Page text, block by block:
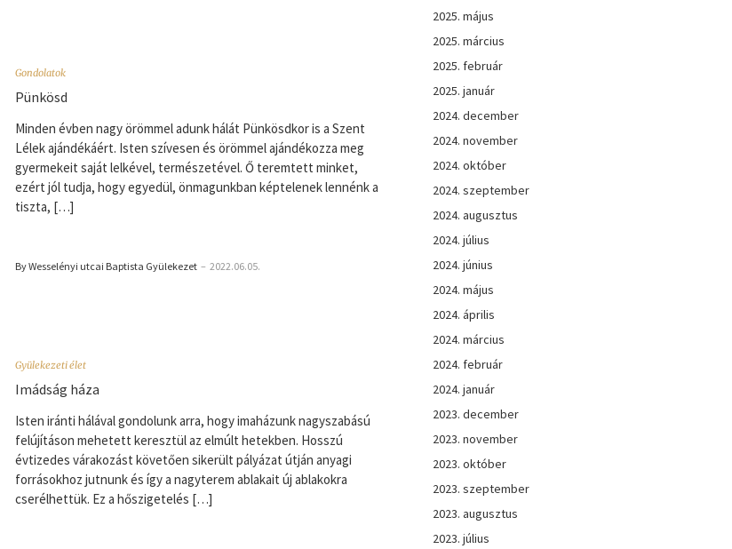
Gondolatok
Pünkösd
Minden évben nagy örömmel adunk hálát Pünkösdkor is a Szent
Lélek ajándékáért. Isten szívesen és örömmel ajándékozza meg
gyermekeit saját lelkével, természetével. Ő teremtett minket,
ezért jól tudja, hogy egyedül, önmagunkban képtelenek lennénk a
tiszta, […]
By Wesselényi utcai Baptista Gyülekezet – 2022.06.05.
Gyülekezeti élet
Imádság háza
Isten iránti hálával gondolunk arra, hogy imaházunk nagyszabású
felújításon mehetett keresztül az elmúlt hetekben. Hosszú
évtizedes várakozást követően sikerült pályázat útján anyagi
forrásokhoz jutnunk és így a nagyterem ablakait új ablakokra
cserélhettük. Ez a hőszigetelés […]
2025. május
2025. március
2025. február
2025. január
2024. december
2024. november
2024. október
2024. szeptember
2024. augusztus
2024. július
2024. június
2024. május
2024. április
2024. március
2024. február
2024. január
2023. december
2023. november
2023. október
2023. szeptember
2023. augusztus
2023. július